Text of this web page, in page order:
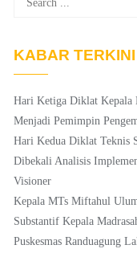
KABAR TERKINI
Hari Ketiga Diklat Kepala
Menjadi Pemimpin
Hari Kedua Diklat Teknis
Dibekali Analisis
Visioner
Kepala MTs Miftahul
Substantif Kepala
Puskesmas Randuagung